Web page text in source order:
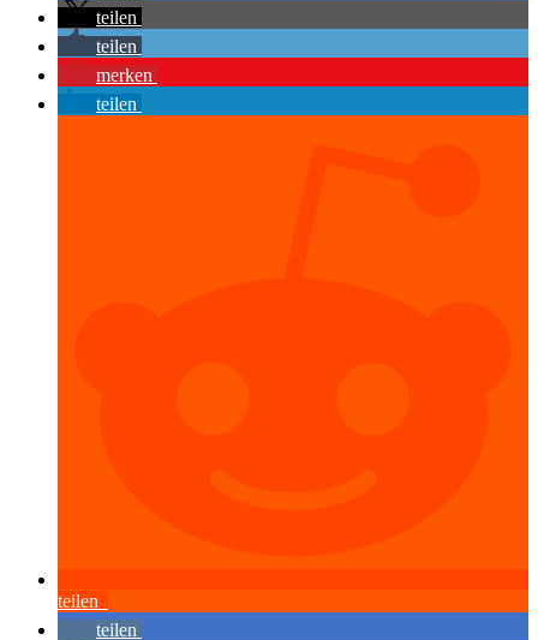
teilen
teilen
merken
teilen
teilen
teilen